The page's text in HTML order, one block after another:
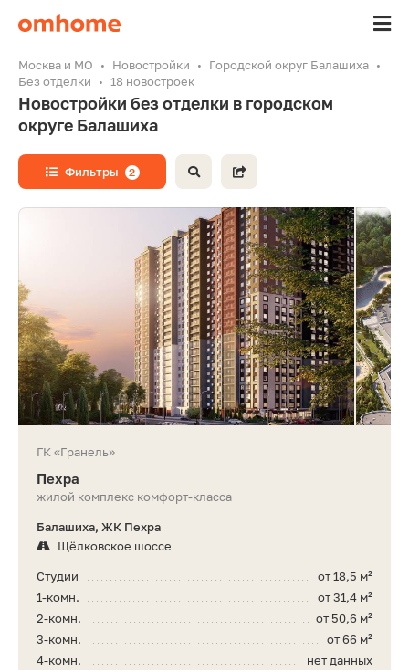
Москва и МО Новостройки
Городской округ Балашиха
Без отделки
18 новостроек
Новостройки без отделки в городском
округе Балашиха
Фильтры 2
ГК «Гранель»
Пехра
жилой комплекс комфорт-класса
Балашиха, ЖК Пехра
Щёлковское шоссе
от 18,5 м²
Студии
от 31,4 м²
1-комн.
от 50,6 м²
2-комн.
от 66 м²
3-комн.
нет данных
4-комн.